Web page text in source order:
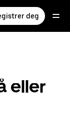
deg
eller